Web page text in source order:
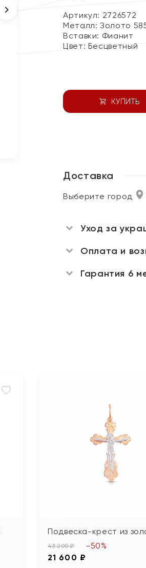
Артикул: 2726572
Металл:Золото
Вставки: Фианит
Цвет: Бесцветный
КУПИТЬ
Доставка
Выберите город
Уход за
Оплата и
Гарантия 6
Подвеска-крест из
43 200 ₽
21 600 ₽
-50%